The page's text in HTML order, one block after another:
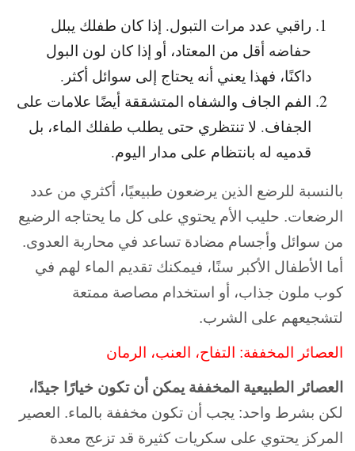
راقبي عدد مرات التبول. إذا كان طفلك يبلل
حفاضه أقل من المعتاد، أو إذا كان لون البول
داكنًا، فهذا يعني أنه يحتاج إلى سوائل أكثر.
الفم الجاف والشفاه المتشققة أيضًا علامات على
الجفاف. لا تنتظري حتى يطلب طفلك الماء، بل
قدميه له بانتظام على مدار اليوم.
بالنسبة للرضع الذين يرضعون طبيعيًا، أكثري من عدد
الرضعات. حليب الأم يحتوي على كل ما يحتاجه الرضيع
من سوائل وأجسام مضادة تساعد في محاربة العدوى.
أما الأطفال الأكبر سنًا، فيمكنك تقديم الماء لهم في
كوب ملون جذاب، أو استخدام مصاصة ممتعة
لتشجيعهم على الشرب.
العصائر المخففة: التفاح، العنب، الرمان
العصائر الطبيعية المخففة يمكن أن تكون خيارًا جيدًا،
لكن بشرط واحد: يجب أن تكون مخففة بالماء. العصير
المركز يحتوي على سكريات كثيرة قد تزعج معدة